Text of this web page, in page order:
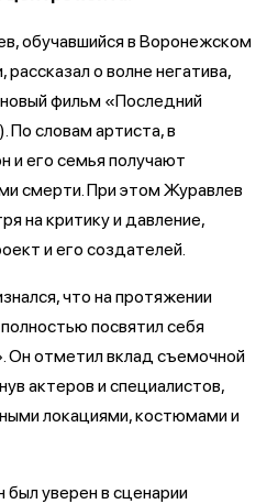
обучавшийся в Воронежском
о волне негатива,
фильм «Последний
По словам артиста, в
и его семья получают
смерти. При этом Журавлев
на критику и давление,
и его создателей.
что на протяжении
посвятил себя
Он отметил вклад съемочной
актеров и специалистов,
локациями, костюмами и
уверен в сценарии